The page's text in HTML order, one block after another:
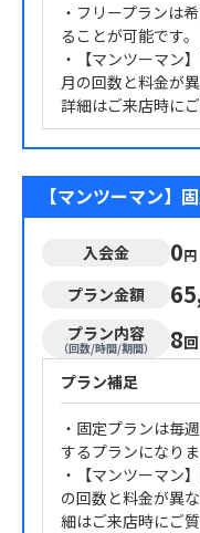
・フリープランは
ることが可能です。
・【マンツーマン
月の回数と料金が
詳細はご来店時に
【マンツーマン】
入会金 0円
プラン金額
プラン内容
（回数/時間/期間） 8回
プラン補足
・固定プランは毎
するプランになりま
・【マンツーマン
の回数と料金が異
細はご来店時にご質